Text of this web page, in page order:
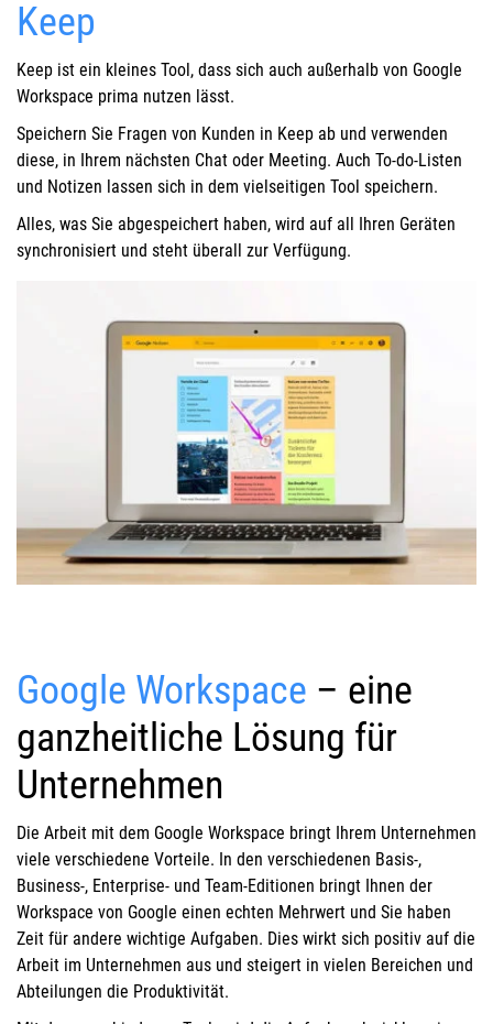
Keep
Keep ist ein kleines Tool, dass sich auch außerhalb von Google
Workspace prima nutzen lässt.
Speichern Sie Fragen von Kunden in Keep ab und verwenden
diese, in Ihrem nächsten Chat oder Meeting. Auch To-do-Listen
und Notizen lassen sich in dem vielseitigen Tool speichern.
Alles, was Sie abgespeichert haben, wird auf all Ihren Geräten
synchronisiert und steht überall zur Verfügung.
Google Workspace – eine
ganzheitliche Lösung für
Unternehmen
Die Arbeit mit dem Google Workspace bringt Ihrem Unternehmen
viele verschiedene Vorteile. In den verschiedenen Basis-,
Business-, Enterprise- und Team-Editionen bringt Ihnen der
Workspace von Google einen echten Mehrwert und Sie haben
Zeit für andere wichtige Aufgaben. Dies wirkt sich positiv auf die
Arbeit im Unternehmen aus und steigert in vielen Bereichen und
Abteilungen die Produktivität.